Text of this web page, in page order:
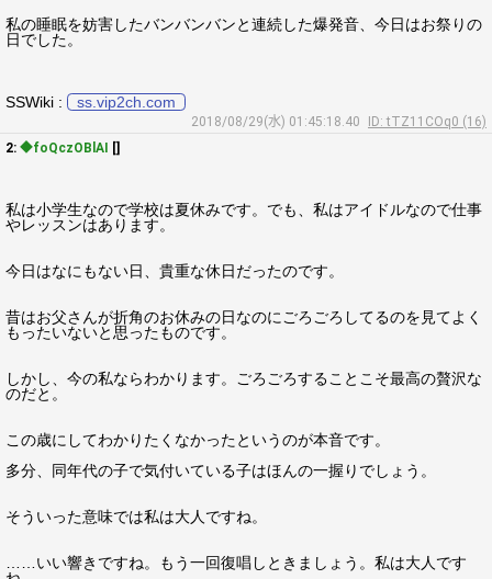
私の睡眠を妨害したバンバンバンと連続した爆発音、今日はお祭りの
日でした。
SSWiki : ss.vip2ch.com
2018/08/29(水) 01:45:18.40
ID: tTZ11COq0 (16)
2: ◆foQczOBlAI []
私は小学生なので学校は夏休みです。でも、私はアイドルなので仕事
やレッスンはあります。
今日はなにもない日、貴重な休日だったのです。
昔はお父さんが折角のお休みの日なのにごろごろしてるのを見てよく
もったいないと思ったものです。
しかし、今の私ならわかります。ごろごろすることこそ最高の贅沢な
のだと。
この歳にしてわかりたくなかったというのが本音です。
多分、同年代の子で気付いている子はほんの一握りでしょう。
そういった意味では私は大人ですね。
……いい響きですね。もう一回復唱しときましょう。私は大人です